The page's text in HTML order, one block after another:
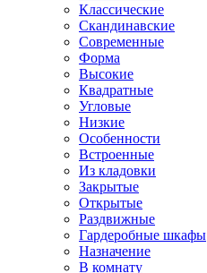
Классические
Скандинавские
Современные
Форма
Высокие
Квадратные
Угловые
Низкие
Особенности
Встроенные
Из кладовки
Закрытые
Открытые
Раздвижные
Гардеробные шкафы
Назначение
В комнату